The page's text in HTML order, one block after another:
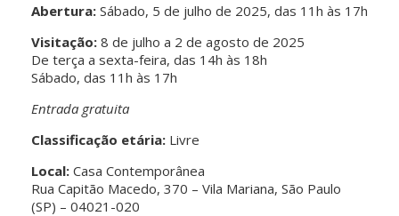
Abertura: Sábado, 5 de julho de 2025, das 11h às 17h
Visitação: 8 de julho a 2 de agosto de 2025
De terça a sexta-feira, das 14h às 18h
Sábado, das 11h às 17h
Entrada gratuita
Classificação etária: Livre
Local: Casa Contemporânea
Rua Capitão Macedo, 370 – Vila Mariana, São Paulo
(SP) – 04021-020